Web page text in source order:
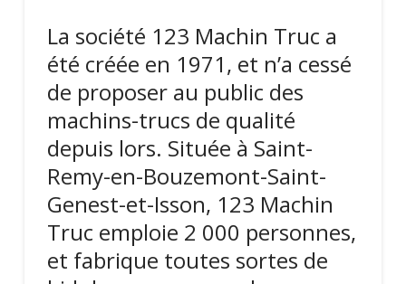
La société 123 Machin Truc a
été créée en 1971, et n’a cessé
de proposer au public des
machins-trucs de qualité
depuis lors. Située à Saint-
Remy-en-Bouzemont-Saint-
Genest-et-Isson, 123 Machin
Truc emploie 2 000 personnes,
et fabrique toutes sortes de